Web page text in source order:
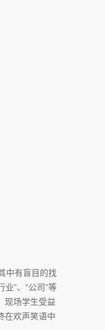
中有盲目的找
”、“公司”等
现场学生受益
在欢声笑语中